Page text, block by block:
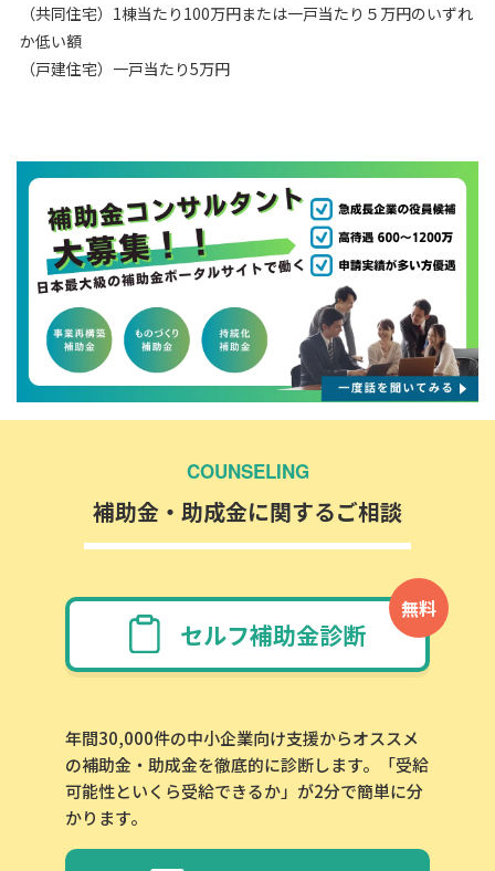
（共同住宅）1棟当たり100万円または一戸当たり５万円のいずれ
か低い額
（戸建住宅）一戸当たり5万円
COUNSELING
補助金・助成金に関するご相談
無料
セルフ補助金診断
年間30,000件の中小企業向け支援からオススメ
の補助金・助成金を徹底的に診断します。「受給
可能性といくら受給できるか」が2分で簡単に分
かります。